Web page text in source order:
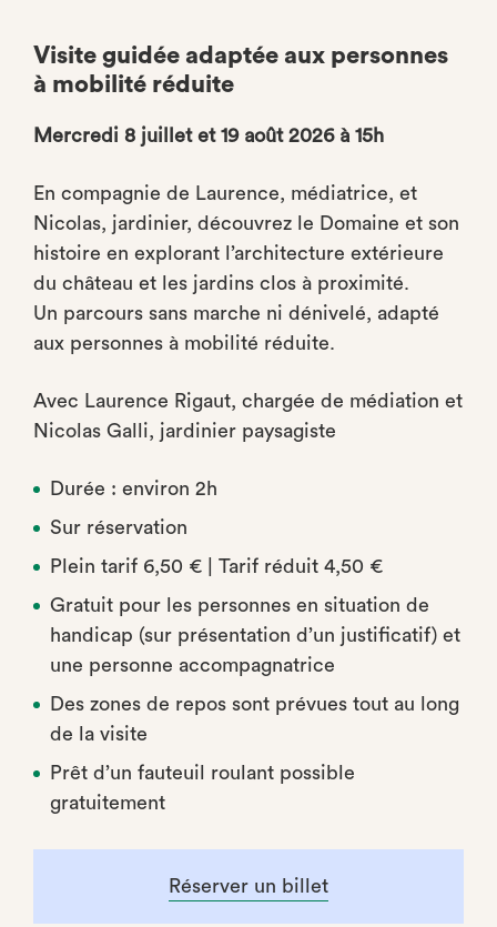
Visite guidée adaptée aux personnes
à mobilité réduite
Mercredi 8 juillet et 19 août 2026 à 15h
En compagnie de Laurence, médiatrice, et
Nicolas, jardinier, découvrez le Domaine et son
histoire en explorant l’architecture extérieure
du château et les jardins clos à proximité.
Un parcours sans marche ni dénivelé, adapté
aux personnes à mobilité réduite.
Avec Laurence Rigaut, chargée de médiation et
Nicolas Galli, jardinier paysagiste
Durée : environ 2h
Sur réservation
Plein tarif 6,50 € | Tarif réduit 4,50 €
Gratuit pour les personnes en situation de
handicap (sur présentation d’un justificatif) et
une personne accompagnatrice
Des zones de repos sont prévues tout au long
de la visite
Prêt d’un fauteuil roulant possible
gratuitement
Réserver un billet